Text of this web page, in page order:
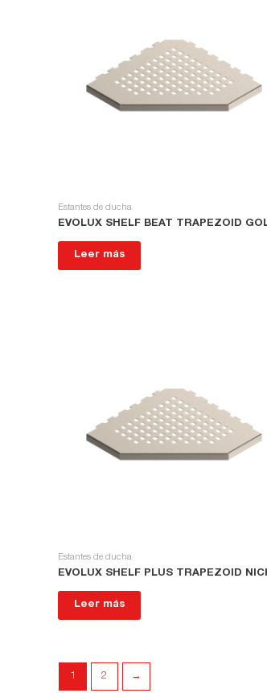
Estantes de ducha
EVOLUX SHELF BEAT TRAPEZOID
Leer más
Estantes de ducha
EVOLUX SHELF PLUS TRAPEZOID
Leer más
1 2 →